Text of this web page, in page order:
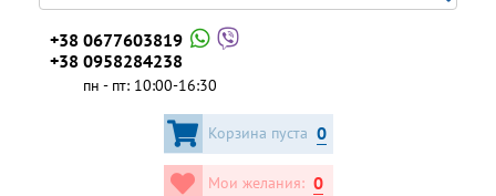
+38 0677603819
+38 0958284238
пн - пт: 10:00-16:30
Корзина пуста 0
Мои желания: 0